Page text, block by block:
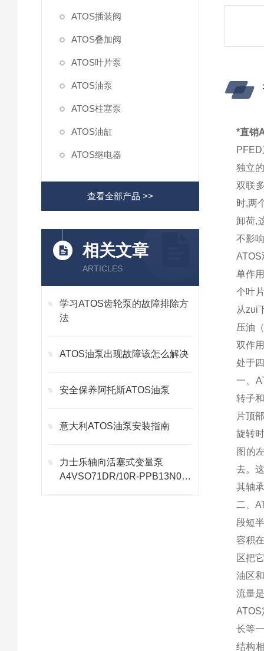
ATOS插装阀
ATOS叠加阀
ATOS叶片泵
ATOS油泵
ATOS柱塞泵
ATOS油缸
ATOS继电器
查看全部产品 >>
相关文章
ARTICLES
学习ATOS齿轮泵的故障排除方
法
ATOS油泵出现故障该怎么解决
安全保养阿托斯ATOS油泵
意大利ATOS油泵安装指南
力士乐轴向活塞式变量泵
A4VSO71DR/10R-PPB13N00
*直销
独立
双联
时,两
卸荷,
不影
单作
个叶
从zui
压油
双作
处于
一、
转子
片顶
旋转
图的
去。
其轴
二、
段短
容积
区把
油区
流量
长等
结构